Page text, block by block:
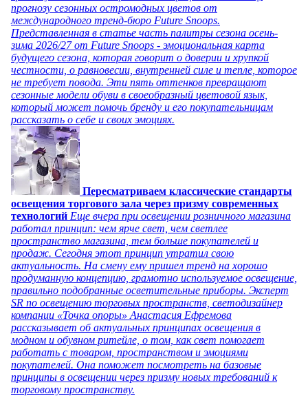
прогнозу сезонных остромодных цветов от
международного тренд-бюро Future Snoops.
Представленная в статье часть палитры сезона осень-
зима 2026/27 от Future Snoops - эмоциональная карта
будущего сезона, которая говорит о доверии и хрупкой
честности, о равновесии, внутренней силе и тепле, которое
не требует повода. Эти пять оттенков превращают
сезонные модели обуви в своеобразный цветовой язык,
который может помочь бренду и его покупательницам
рассказать о себе и своих эмоциях.
Пересматриваем классические стандарты
освещения торгового зала через призму современных
технологий Еще вчера при освещении розничного магазина
работал принцип: чем ярче свет, чем светлее
пространство магазина, тем больше покупателей и
продаж. Сегодня этот принцип утратил свою
актуальность. На смену ему пришел тренд на хорошо
продуманную концепцию, грамотно используемое освещение,
правильно подобранные осветительные приборы. Эксперт
SR по освещению торговых пространств, светодизайнер
компании «Точка опоры» Анастасия Ефремова
рассказывает об актуальных принципах освещения в
модном и обувном ритейле, о том, как свет помогает
работать с товаром, пространством и эмоциями
покупателей. Она поможет посмотреть на базовые
принципы в освещении через призму новых требований к
торговому пространству.